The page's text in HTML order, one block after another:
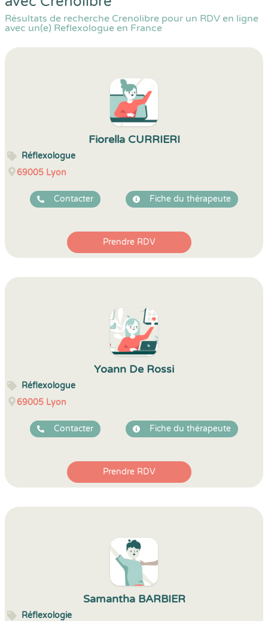
Résultats de recherche Crenolibre pour un RDV en ligne
avec un(e) Reflexologue en France
Fiorella CURRIERI
Réflexologue
69005 Lyon
Contacter Fiche du thérapeute
Prendre RDV
Yoann De Rossi
Réflexologue
69005 Lyon
Contacter Fiche du thérapeute
Prendre RDV
Samantha BARBIER
Réflexologie